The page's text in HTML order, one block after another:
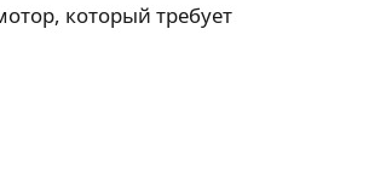
который требует